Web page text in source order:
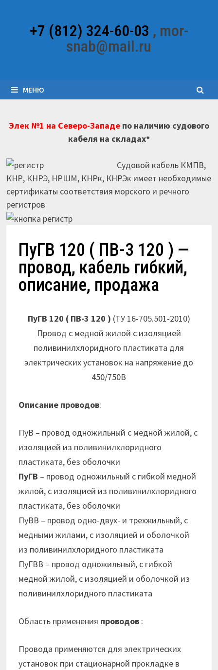
содержимому+7 (812) 324-60-03 , mor-
snab@mail.ru
МЕНЮ
Элек №1 на Северо-Западепо наличию судового
кабеля на складах*
Судовой кабель КМПВ,
КНР, КНРЭ, НРШМ, КНРк, КНРЭк имеет необходимые
сертификаты соответствия морского и речного
регистров
ПуГВ 120 ( ПВ-3 120 ) —
провод, кабель гибкий,
описание, продажа
ПуГВ 120 ( ПВ-3 120 ) (ТУ 16-705.501-2010)
Провод с медной жилой с изоляцией
поливинилхлоридного пластиката для
электрических установок на напряжение до
450/750В
Описание проводов:
ПуВ – провод одножильный с медной жилой, с
изоляцией из поливинилхлоридного
пластиката, без оболочки
ПуГВ – провод одножильный с гибкой медной
жилой, с изоляцией из поливинилхлоридного
пластиката, без оболочки
ПуВВ – провод одно-двух- и трехжильный, с
медными жилами, с изоляцией и оболочкой
из поливинилхлоридного пластиката
ПуГВВ – провод одножильный, с гибкой
медной жилой, с изоляцией и оболочкой из
поливинилхлоридного пластиката
Область применения проводов :
Провода применяются для электрических
установок при стационарной прокладке в